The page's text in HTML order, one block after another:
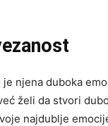
njena duboka
želi da stvori
najdublje